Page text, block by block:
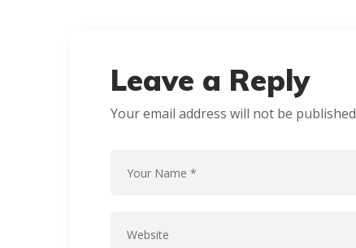
Leave a Reply
Your email address will not be